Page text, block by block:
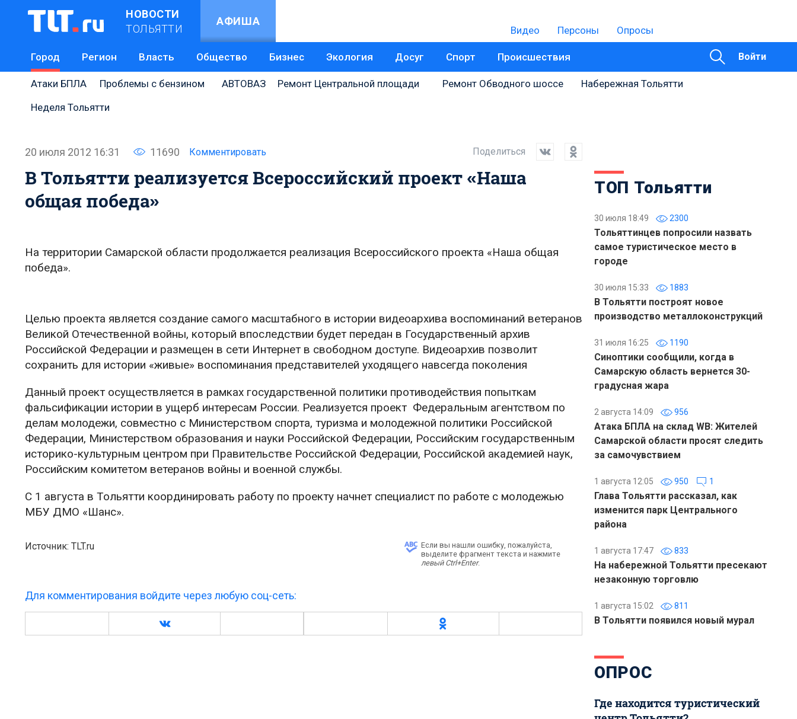
НОВОСТИ
ТОЛЬЯТТИ
АФИША
Видео Персоны Опросы
Город Регион Власть Общество Бизнес Экология Досуг Спорт Происшествия Войти
Атаки БПЛА Проблемы с бензином АВТОВАЗ Ремонт Центральной площади Ремонт Обводного шоссе
Набережная Тольятти
Неделя Тольятти
20 июля 2012 16:31 11690 Комментировать Поделиться
В Тольятти реализуется Всероссийский проект «Наша
общая победа»
На территории Самарской области продолжается реализация Всероссийского проекта «Наша общая
победа».
Целью проекта является создание самого масштабного в истории видеоархива воспоминаний ветеранов
Великой Отечественной войны, который впоследствии будет передан в Государственный архив
Российской Федерации и размещен в сети Интернет в свободном доступе. Видеоархив позволит
сохранить для истории «живые» воспоминания представителей уходящего навсегда поколения
Данный проект осуществляется в рамках государственной политики противодействия попыткам
фальсификации истории в ущерб интересам России. Реализуется проект Федеральным агентством по
делам молодежи, совместно с Министерством спорта, туризма и молодежной политики Российской
Федерации, Министерством образования и науки Российской Федерации, Российским государственным
историко-культурным центром при Правительстве Российской Федерации, Российской академией наук,
Российским комитетом ветеранов войны и военной службы.
С 1 августа в Тольятти координировать работу по проекту начнет специалист по работе с молодежью
МБУ ДМО «Шанс».
Источник: TLT.ru
Если вы нашли ошибку, пожалуйста,
выделите фрагмент текста и нажмите
левый Ctrl+Enter.
Для комментирования войдите через любую соц-сеть:
ТОП Тольятти
30 июля 18:49 2300
Тольяттинцев попросили назвать
самое туристическое место в
городе
30 июля 15:33 1883
В Тольятти построят новое
производство металлоконструкций
31 июля 16:25 1190
Синоптики сообщили, когда в
Самарскую область вернется 30-
градусная жара
2 августа 14:09 956
Атака БПЛА на склад WB: Жителей
Самарской области просят следить
за самочувствием
1 августа 12:05 950 1
Глава Тольятти рассказал, как
изменится парк Центрального
района
1 августа 17:47 833
На набережной Тольятти пресекают
незаконную торговлю
1 августа 15:02 811
В Тольятти появился новый мурал
ОПРОС
Где находится туристический